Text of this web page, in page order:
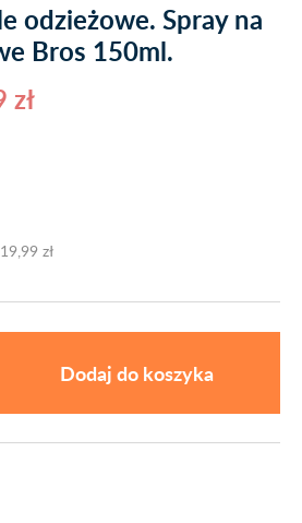
odzieżowe. Spray na
Bros 150ml.
zł
zł
Dodaj do koszyka